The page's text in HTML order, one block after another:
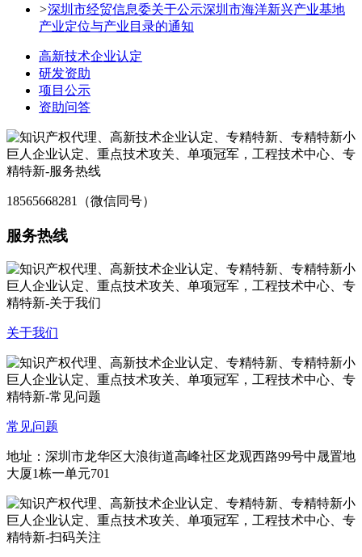
>深圳市经贸信息委关于公示深圳市海洋新兴产业基地
产业定位与产业目录的通知
高新技术企业认定
研发资助
项目公示
资助问答
18565668281（微信同号）
服务热线
关于我们
常见问题
地址：深圳市龙华区大浪街道高峰社区龙观西路99号中晟置地
大厦1栋一单元701